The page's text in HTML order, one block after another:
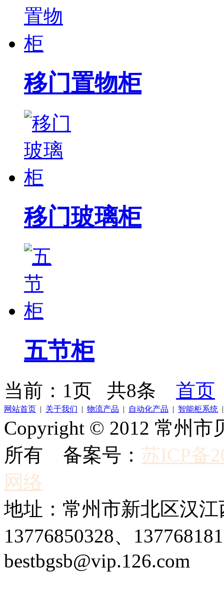
移门置物柜
移门玻璃柜
五节柜
当前：1页 共8条 首页
网站首页 | 关于我们 | 物流产品 | 自动化产品 | 智能柜系统
Copyright © 2012 常州
所有 备案号： 苏ICP备
网络
地址：常州市新北区汉
13776850328、
bestbgsb@vip.126.com